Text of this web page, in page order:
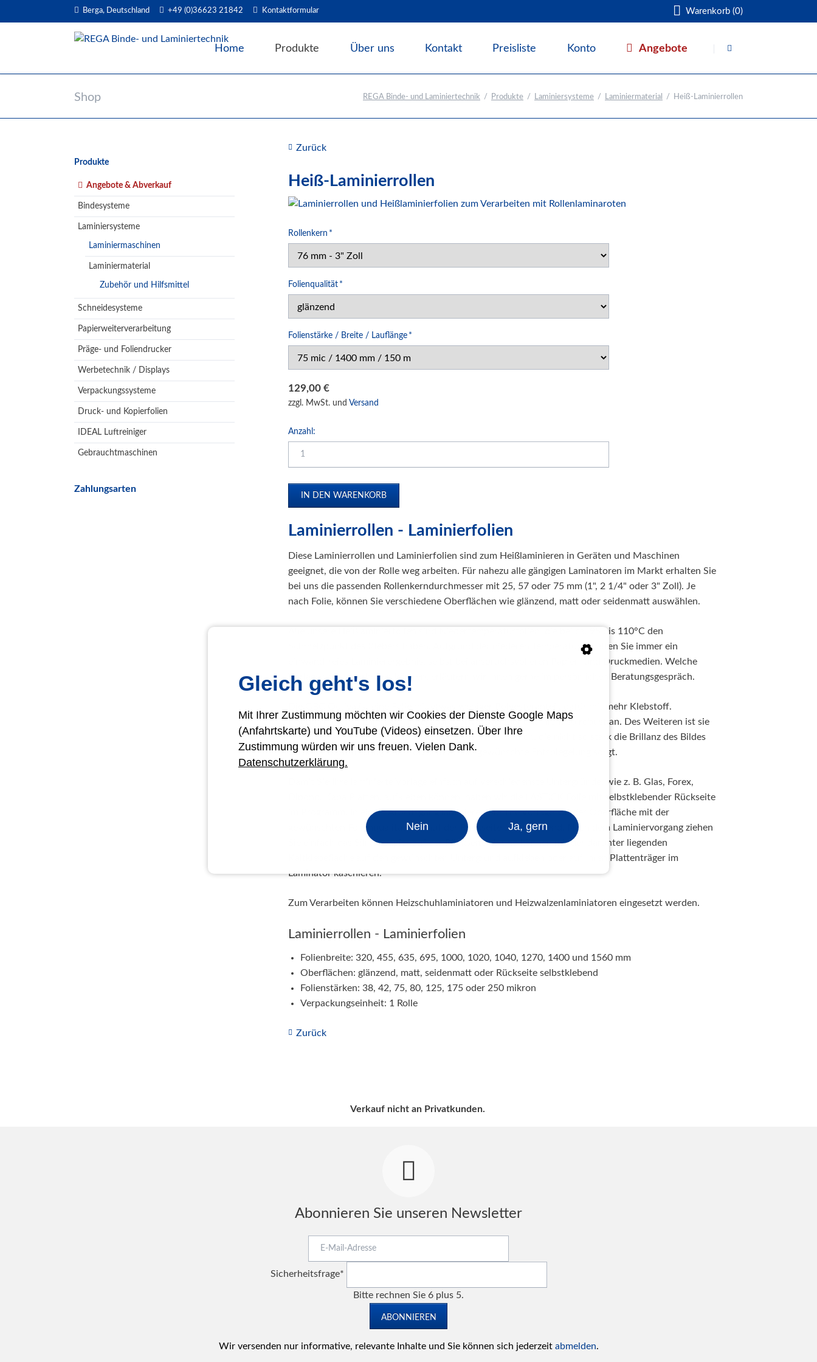
Berga, Deutschland +49 (0)36623 21842 Kontaktformular Warenkorb (0)
überspringen
Home Produkte
Zubehör und Hilfsmittel
Schneidesysteme
Präge- und Foliendrucker
Werbetechnik / Displays
Druck- und Kopierfolien
Gebrauchtmaschinen
Über uns Kontakt Preisliste Konto Angebote
Shop REGA Binde- und Laminiertechnik Produkte Laminiersysteme Laminiermaterial Heiß-Laminierrollen
Zurück
Heiß-Laminierrollen
Pflichtfeld
Rollenkern *
Pflichtfeld
Folienqualität *
Pflichtfeld
Folienstärke / Breite / Lauflänge *
129,00 €
zzgl. MwSt. und Versand
Anzahl:
Laminierrollen - Laminierfolien
Diese Laminierrollen und Laminierfolien sind zum Heißlaminieren in Geräten und Maschinen
geeignet, die von der Rolle weg arbeiten. Für nahezu alle gängigen Laminatoren im Markt erhalten Sie
bei uns die passenden Rollenkerndurchmesser mit 25, 57 oder 75 mm (1", 2 1/4" oder 3" Zoll). Je
nach Folie, können Sie verschiedene Oberflächen wie glänzend, matt oder seidenmatt auswählen.
Alle unsere Heißlaminierfolien sind Niedertemperaturfolien, die bei ca. 95 bis 110°C den
Schmelzpunkt des Klebers haben. Aufgrund der niederen Temperatur erhalten Sie immer ein
einwandfreies Laminierergebnis, selbst bei anspruchsvolleren Papier- und Druckmedien. Welche
Vorlagen Sie verarbeiten können, erläutern wir Ihnen gerne im persönlichen Beratungsgespräch.
Die GBC Octiva ist eine Folie mit etwas weniger Polyesteranteil, dafür mit mehr Klebstoff.
Dadurch fühlt sich Ihr Laminierergebnis etwas weicher und nicht so robust an. Des Weiteren ist sie
mit einer sehr schönen seidenmatten Oberläche erhältlich, die nicht so stark die Brillanz des Bildes
darunter beeinträchtig und trotzdem für die gewünschte Entspiegelung sorgt.
Damit Sie Ihre laminierte Vorlage einfach auf verschiedenste Untergründe, wie z. B. Glas, Forex,
Dibond, Kapa Platten, aufkleben können, haben wir die LASTICK Folie mit selbstklebender Rückseite
im Programm. In einem Arbeitsgang laminieren Sie Ihre Vorlage auf der Oberfläche mit der
gewünschten Folienqualität und auf der Rückseite selbstklebend. Nach dem Laminiervorgang ziehen
Sie einfach das Silikonpapier auf der Rückseite ab und können mit der darunter liegenden
Kaltklebefläche auf den gewünschten Untergrund aufkleben oder auf Ihren Plattenträger im
Laminator kaschieren.
Zum Verarbeiten können Heizschuhlaminiatoren und Heizwalzenlaminiatoren eingesetzt werden.
Laminierrollen - Laminierfolien
Folienbreite: 320, 455, 635, 695, 1000, 1020, 1040, 1270, 1400 und 1560 mm
Oberflächen: glänzend, matt, seidenmatt oder Rückseite selbstklebend
Folienstärken: 38, 42, 75, 80, 125, 175 oder 250 mikron
Verpackungseinheit: 1 Rolle
Zurück
Navigation
Produkte
Angebote & Abverkauf
Bindesysteme
Laminiersysteme
Laminiermaschinen
Laminiermaterial
Zubehör und Hilfsmittel
Schneidesysteme
Papierweiterverarbeitung
Präge- und Foliendrucker
Werbetechnik / Displays
Verpackungssysteme
Druck- und Kopierfolien
IDEAL Luftreiniger
Gebrauchtmaschinen
Zahlungsarten
Verkauf nicht an Privatkunden.
Abonnieren Sie unseren Newsletter
Adresse
Pflichtfeld
Sicherheitsfrage*
Bitte rechnen Sie 6 plus 5.
ABONNIEREN
Wir versenden nur informative, relevante Inhalte und Sie können sich jederzeit abmelden.
Gleich geht's los!
Mit Ihrer Zustimmung möchten wir Cookies der Dienste Google Maps
(Anfahrtskarte) und YouTube (Videos) einsetzen. Über Ihre
Zustimmung würden wir uns freuen. Vielen Dank.
Datenschutzerklärung.
Nein Ja, gern